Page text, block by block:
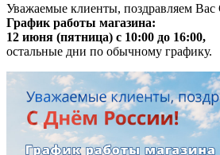
Уважаемые клиенты, поздравляем
График работы магазина:
12 июня (пятница) с 10:00 до 16:00,
остальные дни по обычному графику.